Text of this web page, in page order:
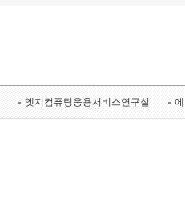
엣지컴퓨팅응용서비스연구실